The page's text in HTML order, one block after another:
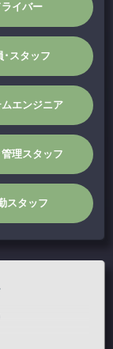
ライバー
･スタッフ
エンジニア
理スタッフ
スタッフ